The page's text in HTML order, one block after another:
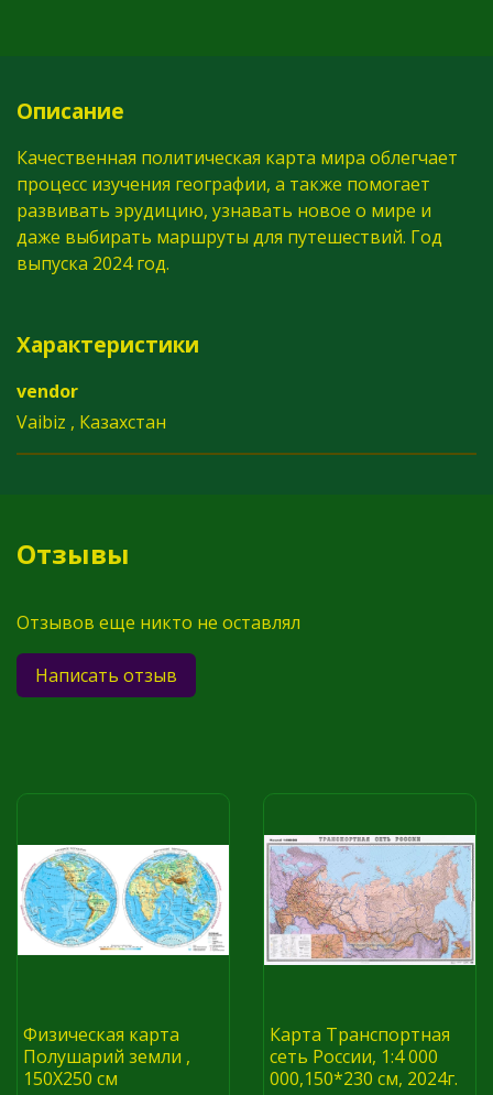
Описание
Качественная политическая карта мира облегчает
процесс изучения географии, а также помогает
развивать эрудицию, узнавать новое о мире и
даже выбирать маршруты для путешествий. Год
выпуска 2024 год.
Характеристики
vendor
Vaibiz , Казахстан
Отзывы
Отзывов еще никто не оставлял
Написать отзыв
Физическая карта
Полушарий земли ,
150Х250 см
Карта Транспортная
сеть России, 1:4 000
000,150*230 см, 2024г.